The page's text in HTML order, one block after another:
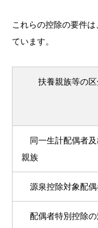
これらの控除の要件
ています。
扶養親族等の
同一生計配偶者及
親族
源泉控除対象配偶
配偶者特別控除の